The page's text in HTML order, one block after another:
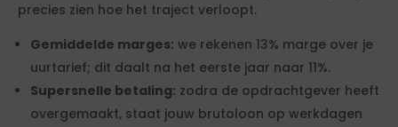
precies zien hoe het traject verloopt.
Gemiddelde marges: we rekenen 13% marge over je
uurtarief; dit daalt na het eerste jaar naar 11%.
Supersnelle betaling: zodra de opdrachtgever heeft
overgemaakt, staat jouw brutoloon op werkdagen